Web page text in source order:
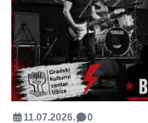
11.07.2026. 0